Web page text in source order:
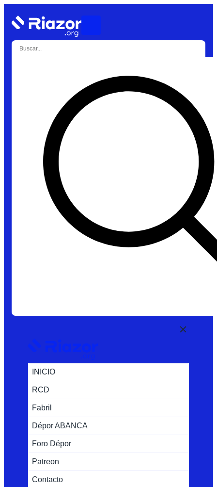
INICIO
RCD
Fabril
Dépor ABANCA
Foro Dépor
Patreon
Contacto